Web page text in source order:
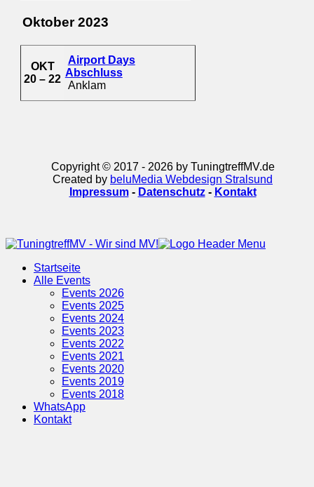
Oktober 2023
OKT
20 – 22
Airport Days
Abschluss
Anklam
Copyright © 2017 - 2026 by TuningtreffMV.de
Created by beluMedia Webdesign Stralsund
Impressum- Datenschutz- Kontakt
Startseite
Alle Events
Events 2026
Events 2025
Events 2024
Events 2023
Events 2022
Events 2021
Events 2020
Events 2019
Events 2018
WhatsApp
Kontakt